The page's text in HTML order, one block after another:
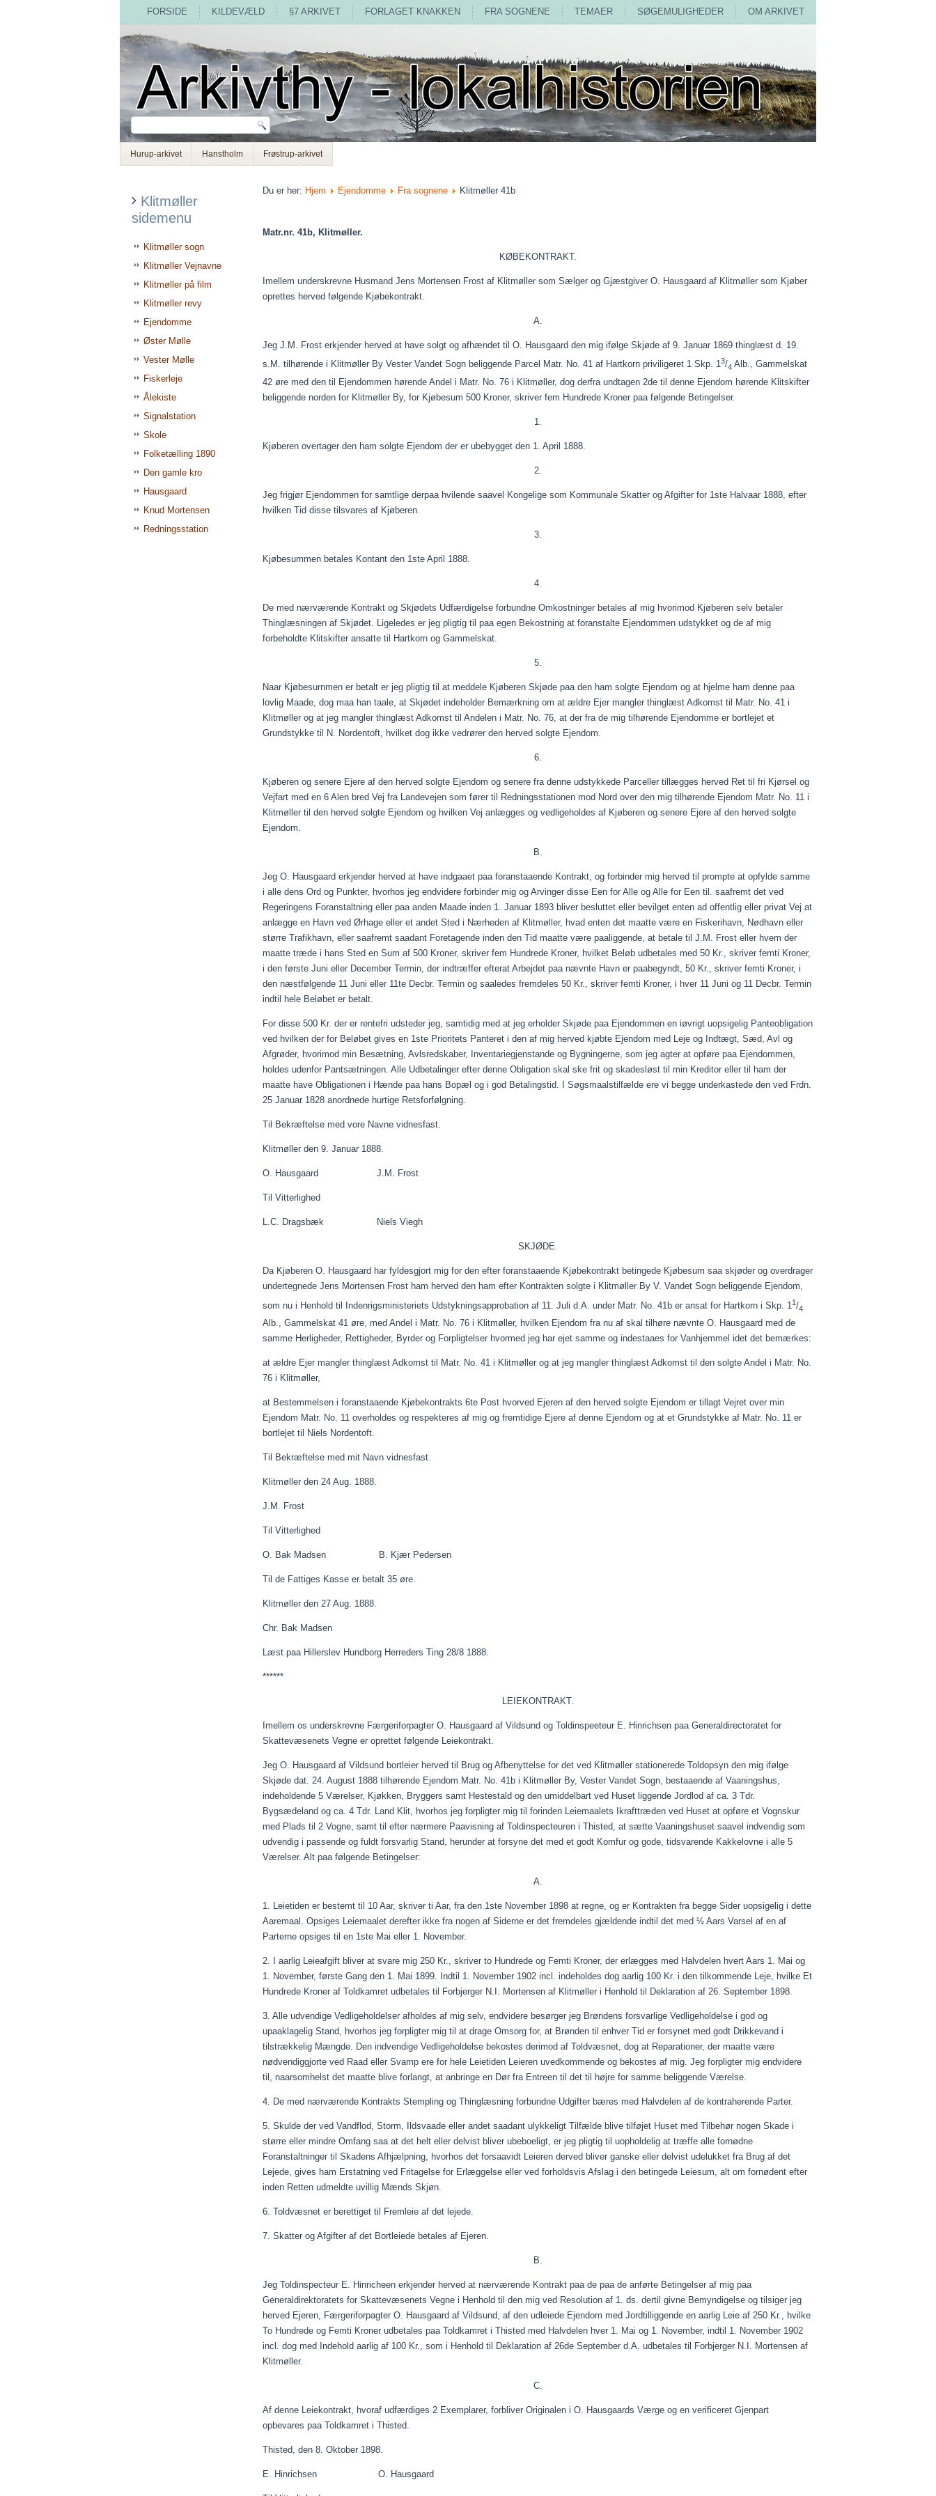
FORSIDE KILDEVÆLD §7 ARKIVET FORLAGET KNAKKEN FRA SOGNENE TEMAER SØGEMULIGHEDER OM ARKIVET
Hurup-arkivet Hanstholm Frøstrup-arkivet
Klitmøller
sidemenu
Klitmøller sogn
Klitmøller Vejnavne
Klitmøller på film
Klitmøller revy
Ejendomme
Øster Mølle
Vester Mølle
Fiskerleje
Ålekiste
Signalstation
Skole
Folketælling 1890
Den gamle kro
Hausgaard
Knud Mortensen
Redningsstation
Du er her: Hjem Ejendomme Fra sognene Klitmøller 41b
Matr.nr. 41b, Klitmøller.
KØBEKONTRAKT.
Imellem underskrevne Husmand Jens Mortensen Frost af Klitmøller som Sælger og Gjæstgiver O. Hausgaard af Klitmøller som Kjøber
oprettes herved følgende Kjøbekontrakt.
A.
Jeg J.M. Frost erkjender herved at have solgt og afhændet til O. Hausgaard den mig ifølge Skjøde af 9. Januar 1869 thinglæst d. 19.
s.M . tilhørende i Klitmøller By Vester Vandet Sogn beliggende Parcel Matr. No. 41 af Hartkorn priviligeret 1 Skp. 13/4 Alb., Gammelskat
42 øre med den til Ejendommen hørende Andel i Matr. No. 76 i Klitmøller, dog derfra undtagen 2de til denne Ejendom hørende Klitskifter
beliggende norden for Klitmøller By, for Kjøbesum 500 Kroner, skriver fem Hundrede Kroner paafølgende Betingelser.
1.
Kjøberen overtager den ham solgte Ejendom der er ubebygget den 1. April 1888.
2.
Jeg frigjør Ejendommen for samtlige derpaahvilende saavel Kongelige som Kommunale Skatter og Afgifter for 1ste Halvaar 1888, efter
hvilken Tid disse tilsvares af Kjøberen.
3.
Kjøbesummen betales Kontant den 1ste April 1888.
4.
De med nærværende Kontrakt og Skjødets Udfærdigelse forbundne Omkostninger betales af mig hvorimod Kjøberen selv betaler
Thinglæsningen af Skjødet. Ligeledes er jeg pligtig til paaegen Bekostning at foranstalte Ejendommen udstykket og de af mig
forbeholdte Klitskifter ansatte til Hartkorn og Gammelskat.
5.
Naar Kjøbesurnmen er betalt er jeg pligtig til at meddele Kjøberen Skjøde paaden ham solgte Ejendom og at hjelme ham denne paa
lovlig Maade, dog maahan taale, at Skjødet indeholder Bemærkning om at ældre Ejer mangler thinglæst Adkomst til Matr. No. 41 i
Klitmøller og at jeg mangler thinglæst Adkomst til Andelen i Matr. No. 76, at der fra de mig tilhørende Ejendomme er bortlejet et
Grundstykke til N. Nordentoft, hvilket dog ikke vedrører den herved solgte Ejendom.
6.
Kjøberen og senere Ejere af den herved solgte Ejendom og senere fra denne udstykkede Parceller tillægges herved Ret til fri Kjørsel og
Vejfart med en 6 Alen bred Vej fra Landevejen som fører til Redningsstationen mod Nord over den mig tilhørende Ejendom Matr. No. 11 i
Klitmøller til den herved solgte Ejendom og hvilken Vej anlægges og vedligeholdes af Kjøberen og senere Ejere af den herved solgte
Ejendom.
B.
Jeg O. Hausgaard erkjender herved at have indgaaet paa foranstaaende Kontrakt, og forbinder mig herved til prompte at opfylde samme
i alle dens Ord og Punkter, hvorhos jeg endvidere forbinder mig og Arvinger disse Een for Alle og Alle for Een til. saafremt det ved
Regeringens Foranstaltning eller paaanden Maade inden 1. Januar 1893 bliver besluttet eller bevilget enten ad offentlig eller privat Vej at
anlægge en Havn ved Ørhage eller et andet Sted i Nærheden af Klitmøller, hvad enten det maatte være en Fiskerihavn, Nødhavn eller
større Trafikhavn, eller saafremt saadant Foretagende inden den Tid maatte være paaliggende, at betale til J.M. Frost eller hvem der
maatte træde i hans Sted en Sum af 500 Kroner, skriver fem Hundrede Kroner, hvilket Beløb udbetales med 50 Kr., skriver femti Kroner,
i den første Juni eller December Termin, der indtræffer efterat Arbejdet paanævnte Havn er paabegyndt, 50 Kr., skriver femti Kroner, i
den næstfølgende 11 Juni eller 11te Decbr. Termin og saaledes fremdeles 50 Kr., skriver femti Kroner, i hver 11 Juni og 11 Decbr. Termin
indtil hele Beløbet er betalt.
For disse 500 Kr. der er rentefri udsteder jeg, samtidig med at jeg erholder Skjøde paaEjendommen en iøvrigt uopsigelig Panteobligation
ved hvilken der for Beløbet gives en 1ste Prioritets Panteret i den af mig herved kjøbte Ejendom med Leje og Indtægt, Sæd, Avl og
Afgrøder, hvorimod min Besætning, Avlsredskaber, Inventariegjenstande og Bygningerne, som jeg agter at opføre paaEjendommen,
holdes udenfor Pantsætningen. Alle Udbetalinger efter denne Obligation skal ske frit og skadesløst til min Kreditor eller til ham der
maatte have Obligationen i Hænde paahans Bopæl og i god Betalingstid. I Søgsmaalstilfælde ere vi begge underkastede den ved Frdn.
25 Januar 1828 anordnede hurtige Retsforfølgning.
Til Bekræftelse med vore Navne vidnesfast.
Klitmøller den 9. Januar 1888.
O. Hausgaard J.M. Frost
Til Vitterlighed
L.C. Dragsbæk Niels Viegh
SKJØDE.
Da Kjøberen O. Hausgaard har fyldesgjort mig for den efter foranstaaende Kjøbekontrakt betingede Kjøbesum saa skjøder og overdrager
undertegnede Jens Mortensen Frost ham herved den ham efter Kontrakten solgte i Klitmøller By V. Vandet Sogn beliggende Ejendom,
som nu i Henhold til Indenrigsministeriets Udstykningsapprobation af 11. Juli d.A . under Matr. No. 41b er ansat for Hartkorn i Skp. 1 1/4
Alb., Gammelskat 41 øre, med Andel i Matr. No. 76 i Klitmøller, hvilken Ejendom fra nu af skal tilhøre nævnte O. Hausgaard med de
samme Herligheder, Rettigheder, Byrder og Forpligtelser hvormed jeg har ejet samme og indestaaes for Vanhjemmel idet det bemærkes:
at ældre Ejer mangler thinglæst Adkomst til Matr. No. 41 i Klitmøller og at jeg mangler thinglæst Adkomst til den solgte Andel i Matr. No.
76 i Klitmøller,
at Bestemmelsen i foranstaaende Kjøbekontrakts 6te Post hvorved Ejeren af den herved solgte Ejendom er tillagt Vejret over min
Ejendom Matr. No. 11 overholdes og respekteres af mig og fremtidige Ejere af denne Ejendom og at et Grundstykke af Matr. No. 11 er
bortlejet til Niels Nordentoft.
Til Bekræftelse med mit Navn vidnesfast.
Klitmøller den 24 Aug. 1888.
J.M. Frost
Til Vitterlighed
O. Bak Madsen B. Kjær Pedersen
Til de Fattiges Kasse er betalt 35 øre.
Klitmøller den 27 Aug. 1888.
Chr. Bak Madsen
Læst paaHillerslev Hundborg Herreders Ting 28/8 1888.
******
LEIEKONTRAKT.
Imellem os underskrevne Færgeriforpagter O. Hausgaard af Vildsund og Toldinspeeteur E. Hinrichsen paa Generaldirectoratet for
Skattevæsenets Vegne er oprettet følgende Leiekontrakt.
Jeg O. Hausgaard af Vildsund bortleier herved til Brug og Afbenyttelse for det ved Klitmøller stationerede Toldopsyn den mig ifølge
Skjøde dat. 24. August 1888 tilhørende Ejendom Matr. No. 41b i Klitmøller By, Vester Vandet Sogn, bestaaende af Vaaningshus,
indeholdende 5 Værelser, Kjøkken, Bryggers samt Hestestald og den umiddelbart ved Huset liggende Jordlod af ca. 3 Tdr.
Bygsædeland og ca. 4 Tdr. Land Klit, hvorhos jeg forpligter mig til forinden Leiemaalets Ikrafttræden ved Huset at opføre et Vognskur
med Plads til 2 Vogne, samt til efter nærmere Paavisning af Toldinspecteuren i Thisted, at sætte Vaaningshuset saavel indvendig som
udvendig i passende og fuldt forsvarlig Stand, herunder at forsyne det med et godt Komfur og gode, tidsvarende Kakkelovne i alle 5
Værelser. Alt paafølgende Betingelser:
A.
1. Leietiden er bestemt til 10 Aar, skriver ti Aar, fra den 1ste November 1898 at regne, og er Kontrakten fra begge Sider uopsigelig i dette
Aaremaal . Opsiges Leiemaalet derefter ikke fra nogen af Siderne er det fremdeles gjældende indtil det med ½ Aars Varsel af en af
Parterne opsiges til en 1ste Mai eller 1. November.
2. I aarlig Leieafgift bliver at svare mig 250 Kr., skriver to Hundrede og Femti Kroner, der erlægges med Halvdelen hvert Aars 1. Mai og
1. November, første Gang den 1. Mai 1899. Indtil 1. November 1902 incl . indeholdes dog aarlig 100 Kr. i den tilkommende Leje, hvilke Et
Hundrede Kroner af Toldkamret udbetales til
Forbjerger N.I. Mortensen af Klitmøller i Henhold til Deklaration af 26. September 1898.
3. Alle udvendige Vedligeholdelser afholdes af mig selv, endvidere besørger jeg Brøndens forsvarlige Vedligeholdelse i god og
upaaklagelig Stand, hvorhos jeg forpligter mig til at drage Omsorg for, at Brønden til enhver Tid er forsynet med godt Drikkevand i
tilstrækkelig Mængde. Den indvendige Vedligeholdelse bekostes derimod af Toldvæsnet, dog at Reparationer, der maatte være
nødvendiggjorte ved Raad eller Svamp ere for hele Leietiden Leieren uvedkommende og bekostes af mig. Jeg forpligter mig endvidere
til, naarsomhelst det maatte blive forlangt, at anbringe en Dør fra Entreen til det til højre for samme beliggende Værelse.
4. De med nærværende Kontrakts Stempling og Thinglæsning forbundne Udgifter bæres med Halvdelen af de kontraherende Parter.
5. Skulde der ved Vandflod, Storm, Ildsvaade eller andet saadant ulykkeligt Tilfælde blive tilføjet Huset med Tilbehør nogen Skade i
større eller mindre Omfang saa at det helt eller delvist bliver ubeboeligt, er jeg pligtig til uopholdelig at træffe alle fornødne
Foranstaltninger til Skadens Afhjælpning, hvorhos det forsaavidt Leieren derved bliver ganske eller delvist udelukket fra Brug af det
Lejede, gives ham Erstatning ved Fritagelse for Erlæggelse eller ved forholdsvis Afslag i den betingede Leiesum, alt om fornødent efter
inden Retten udmeldte uvillig Mænds Skjøn.
6. Toldvæsnet er berettiget til Fremleie af det lejede.
7. Skatter og Afgifter af det Bortleiede betales af Ejeren.
B.
Jeg Toldinspecteur E. Hinricheen erkjender herved at nærværende Kontrakt paade paade anførte Betingelser af mig paa
Generaldirektoratets for Skattevæsenets Vegne i Henhold til den mig ved Resolution af 1. ds. dertil givne Bemyndigelse og tilsiger jeg
herved Ejeren, Færgeriforpagter O. Hausgaard af Vildsund, af den udleiede Ejendom med Jordtilliggende en aarlig Leie af 250 Kr., hvilke
To Hundrede og Femti Kroner udbetales paaToldkamret i Thisted med Halvdelen hver 1. Mai og 1. November, indtil 1. November 1902
incl . dog med Indehold aarlig af 100 Kr., som i Henhold til Deklaration af 26de September d.A. udbetales til Forbjerger N.I. Mortensen af
Klitmøller.
C.
Af denne Leiekontrakt, hvoraf udfærdiges 2 Exemplarer, forbliver Originalen i O. Hausgaards Værge og en verificeret Gjenpart
opbevares paaToldkamret i Thisted.
Thisted, den 8. Oktober 1898.
E. Hinrichsen O. Hausgaard